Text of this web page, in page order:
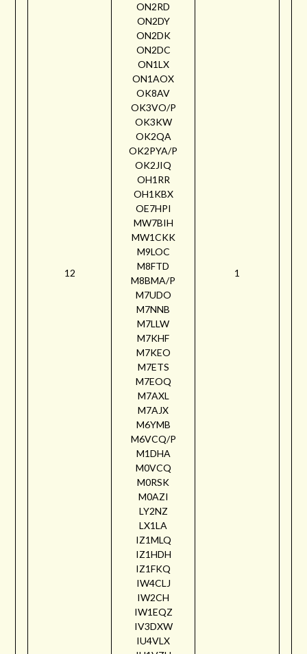
12
ON2RD
ON2DY
ON2DK
ON2DC
ON1LX
ON1AOX
OK8AV
OK3VO/P
OK3KW
OK2QA
OK2PYA/P
OK2JIQ
OH1RR
OH1KBX
OE7HPI
MW7BIH
MW1CKK
M9LOC
M8FTD
M8BMA/P
M7UDO
M7NNB
M7LLW
M7KHF
M7KEO
M7ETS
M7EOQ
M7AXL
M7AJX
M6YMB
M6VCQ/P
M1DHA
M0VCQ
M0RSK
M0AZI
LY2NZ
LX1LA
IZ1MLQ
IZ1HDH
IZ1FKQ
IW4CLJ
IW2CH
IW1EQZ
IV3DXW
IU4VLX
1